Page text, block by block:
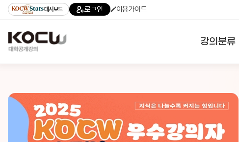
대시보드 로그인 이용가이드
강의분류
기관강의
테마강의